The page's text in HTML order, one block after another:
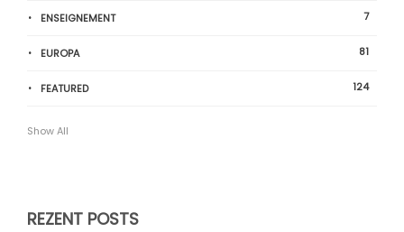
ENSEIGNEMENT 7
EUROPA 81
FEATURED 124
Show All
REZENT POSTS